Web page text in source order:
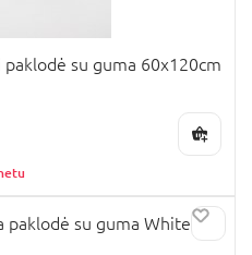
su guma 60x120cm
paklodė su guma White